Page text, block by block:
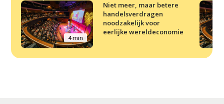
4 min
Niet meer, maar betere
handelsverdragen
noodzakelijk voor
eerlijke wereldeconomie